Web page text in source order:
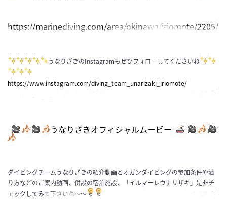
https://marinediving.com/area/okinawa/iriomote/2205/
うなりざきのInstagramもぜひフォローしてくださいね
https://www.instagram.com/diving_team_unarizaki_iriomote/
うなりざきオフィシャルムービー
ダイビングチームうなりざきの紹介動画とオガンダイビングの参加条件や潜
り方などのご案内動画、併設の宿泊施設、「イルマーレウナリザキ」是非チ
ェックしてみて下さいね～～